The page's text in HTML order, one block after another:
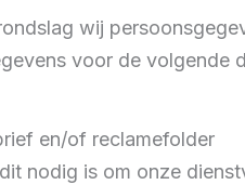
wij
voor de volgende
en/of reclamefolder
nodig is om onze